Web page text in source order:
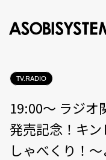
TV.RADIO
19:00〜 ラジオ
発売記念！キ
しゃべくり！〜